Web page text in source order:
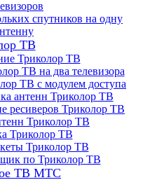
спутников на одну
ТВ
Триколор ТВ
ТВ на два телевизора
ТВ с модулем доступа
антенн Триколор ТВ
ресиверов Триколор ТВ
Триколор ТВ
Триколор ТВ
Триколор ТВ
по Триколор ТВ
ТВ МТС